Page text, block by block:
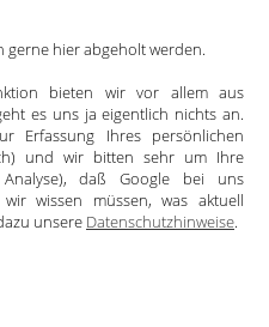
gerne hier abgeholt werden.
bieten wir vor allem aus
es uns ja eigentlich nichts an.
Erfassung Ihres persönlichen
und wir bitten sehr um Ihre
Analyse), daß Google bei uns
wissen müssen, was aktuell
unsere Datenschutzhinweise.